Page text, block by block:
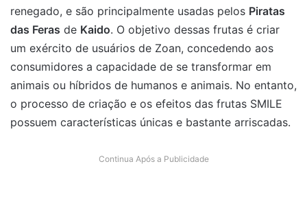
renegado, e são principalmente usadas pelos Piratas
das Feras de Kaido. O objetivo dessas frutas é criar
um exército de usuários de Zoan, concedendo aos
consumidores a capacidade de se transformar em
animais ou híbridos de humanos e animais. No entanto,
o processo de criação e os efeitos das frutas SMILE
possuem características únicas e bastante arriscadas.
Continua Após a Publicidade